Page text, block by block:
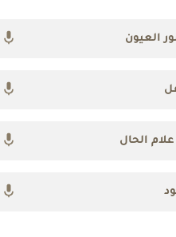
العيون
الحال